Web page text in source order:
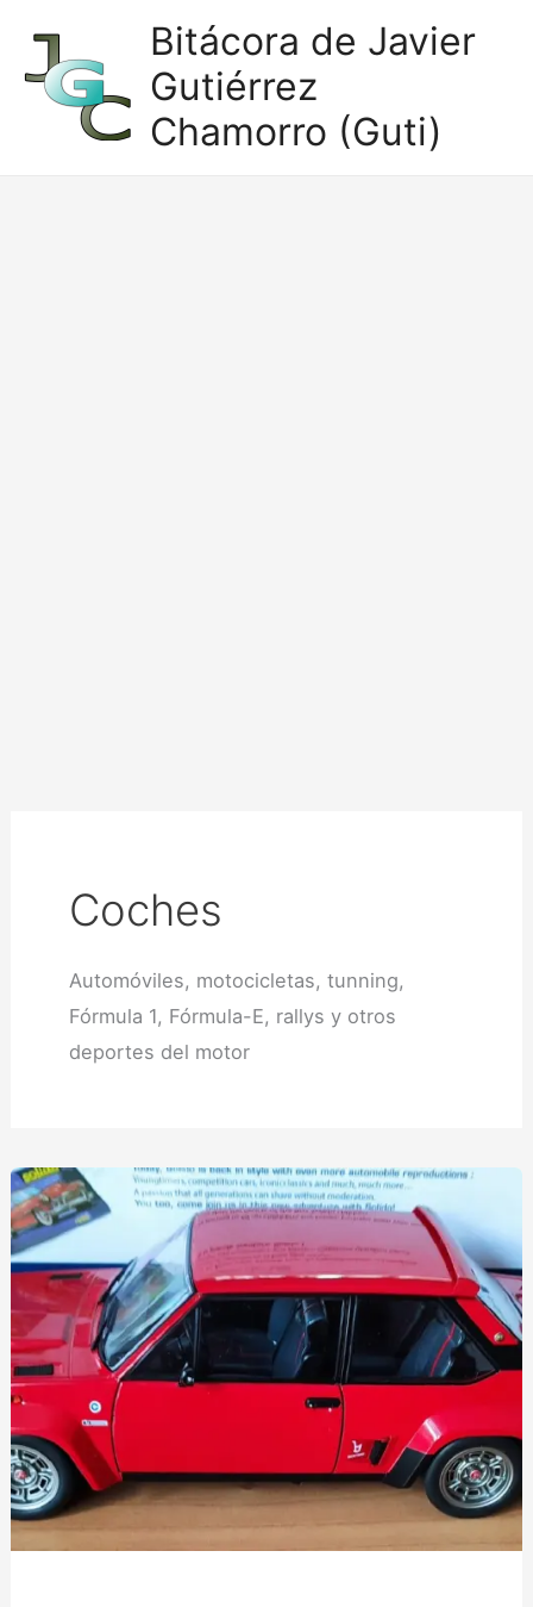
contenido
Bitácora de Javier
Gutiérrez
Chamorro (Guti)
Coches
Automóviles, motocicletas, tunning,
Fórmula 1, Fórmula-E, rallys y otros
deportes del motor